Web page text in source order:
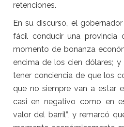
retenciones.
En su discurso, el
fácil conducir una provincia
momento de bonanza
encima de los cien dólares;
tener conciencia de que los
que no siempre van a estar
casi en negativo como en
valor del barril”, y remarcó